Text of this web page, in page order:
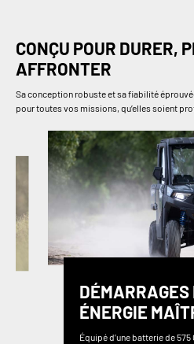
CONÇU POUR DURER,
AFFRONTER
Sa conception robuste et sa fiabilité
pour toutes vos missions, qu’elles soient
ÉNERGIE
Équipé d’une batterie de 575